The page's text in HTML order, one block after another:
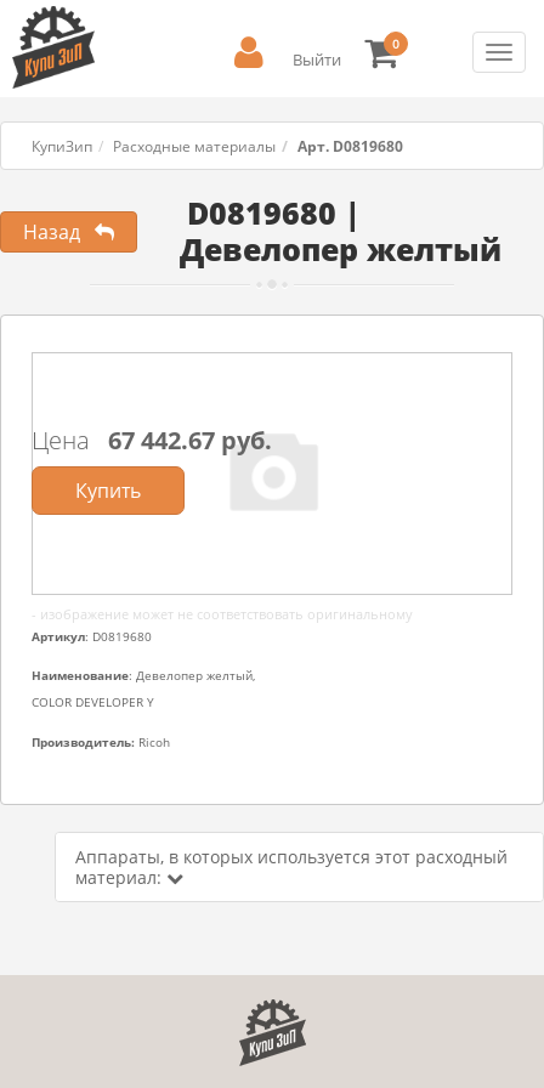
Выйти
0
КупиЗип Расходные материалы Арт. D0819680
Назад
D0819680 |
Девелопер желтый
- изображение может не соответствовать оригинальному
Артикул: D0819680
Наименование: Девелопер желтый,
COLOR DEVELOPER Y
Производитель: Ricoh
Цена 67 442.67 руб.
Купить
Аппараты, в которых используется этот расходный
материал: